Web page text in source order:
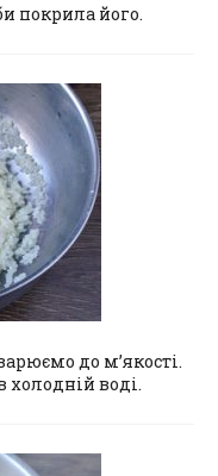
покрила його.
до м’якості.
холодній воді.